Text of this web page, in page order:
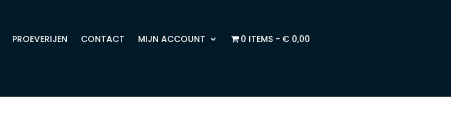
PROEVERIJEN CONTACT MIJN ACCOUNT 0 ITEMS € 0,00